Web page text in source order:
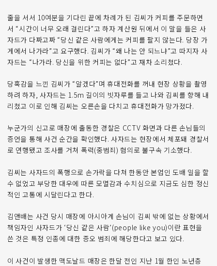
줄을 서서 10여분을 기다린 끝에 차례가 된 김씨가 커피를 주문하면
서 “시간이 너무 오래 걸린다”고 하자 계산원 뒤에서 이 말을 들은 사
자드가 다짜고짜 “당신 같은 사람에게는 커피를 팔지 않는다. 당장 가
게에서 나가라”고 요구했다. 김씨가 “왜 나는 안 되느냐”고 따지자 사
자드는 “나가라. 당신을 위한 커피는 없다”고 재차 소리쳤다.
당혹감을 느낀 김씨가 “알겠다”며 휴대전화를 꺼내 현장 상황을 촬영
하려 하자, 사자드는 1.5m 길이의 빗자루를 들고 나와 김씨를 향해 내
리쳤고 이로 인해 김씨는 오른손을 다치고 휴대전화가 망가졌다.
누군가의 신고로 매장에 출동한 경찰은 CCTV 화면과 다른 손님들의
증언을 통해 사건 순간을 확인했다. 사자드는 현장에서 체포돼 경찰서
로 연행됐고 조사를 거쳐 폭력(중범죄) 혐의로 불구속 기소했다.
김씨는 사자드의 폭행으로 손가락을 다쳐 한동안 본업인 도배 일을 할
수 없었고 부당한 대우에 따른 모멸감과 수치심으로 지금도 심한 정신
적인 고통에 시달린다고 한다.
김앤배는 사건 당시 매장에 아시아계 손님이 김씨 밖에 없는 상황에서
책임자인 사자드가 ‘당신 같은 사람’(people like you)이란 표현을
쓴 것은 특정 인종에 대한 증오 범죄에 해당한다고 보고 있다.
이 사건이 발생한 맥도날드 매장은 한달 전인 지난 1월 한인 노년층